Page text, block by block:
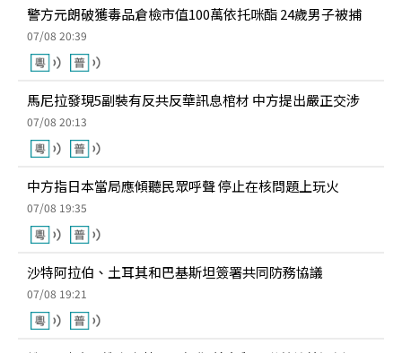
警方元朗破獲毒品倉檢市值100萬依托咪酯 24歲男子被捕
07/08 20:39
馬尼拉發現5副裝有反共反華訊息棺材 中方提出嚴正交涉
07/08 20:13
中方指日本當局應傾聽民眾呼聲 停止在核問題上玩火
07/08 19:35
沙特阿拉伯、土耳其和巴基斯坦簽署共同防務協議
07/08 19:21